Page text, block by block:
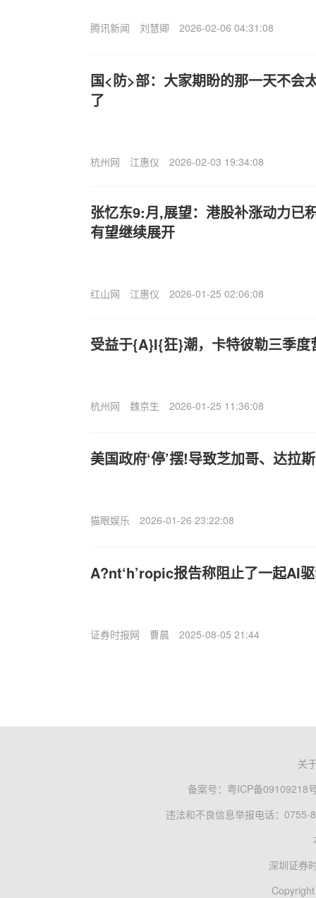
腾讯新闻 刘慧卿 2026-02-06 04:31:08
国<防>部：大家期盼的那一天不会
了
杭州网 江惠仪 2026-02-03 19:34:08
张忆东9:月,展望：港股补涨动力已
有望继续展开
红山网 江惠仪 2026-01-25 02:06:08
受益于{A}I{狂}潮，卡特彼勒三季度
杭州网 魏京生 2026-01-25 11:36:08
美国政府‘停’摆!导致芝加哥、达拉
猫眼娱乐 2026-01-26 23:22:08
A?nt‘h’ropic报告称阻止了一起AI
证券时报网 曹晨 2025-08-05 21:44
关
备案号： 粤ICP备09109218
违法和不良信息举报电话：0755-
深圳证券